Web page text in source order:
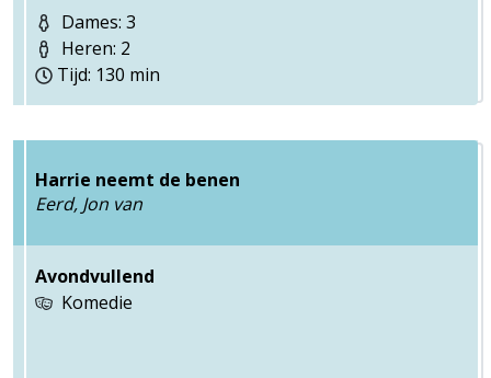
Dames: 3
Heren: 2
Tijd: 130 min
Harrie neemt de benen
Eerd, Jon van
Avondvullend
Komedie